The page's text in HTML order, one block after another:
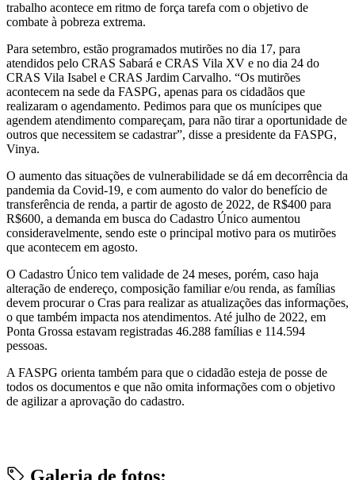
trabalho acontece em ritmo de força tarefa com o objetivo de
combate à pobreza extrema.
Para setembro, estão programados mutirões no dia 17, para
atendidos pelo CRAS Sabará e CRAS Vila XV e no dia 24 do
CRAS Vila Isabel e CRAS Jardim Carvalho. “Os mutirões
acontecem na sede da FASPG, apenas para os cidadãos que
realizaram o agendamento. Pedimos para que os munícipes que
agendem atendimento compareçam, para não tirar a oportunidade de
outros que necessitem se cadastrar”, disse a presidente da FASPG,
Vinya.
O aumento das situações de vulnerabilidade se dá em decorrência da
pandemia da Covid-19, e com aumento do valor do benefício de
transferência de renda, a partir de agosto de 2022, de R$400 para
R$600, a demanda em busca do Cadastro Único aumentou
consideravelmente, sendo este o principal motivo para os mutirões
que acontecem em agosto.
O Cadastro Único tem validade de 24 meses, porém, caso haja
alteração de endereço, composição familiar e/ou renda, as famílias
devem procurar o Cras para realizar as atualizações das informações,
o que também impacta nos atendimentos. Até julho de 2022, em
Ponta Grossa estavam registradas 46.288 famílias e 114.594
pessoas.
A FASPG orienta também para que o cidadão esteja de posse de
todos os documentos e que não omita informações com o objetivo
de agilizar a aprovação do cadastro.